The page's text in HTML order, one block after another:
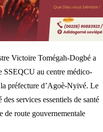
Victoire Tomégah-Dogbé a
SSEQCU au centre médico-
préfecture d’Agoè-Nyivé. Le
services essentiels de santé
de route gouvernementale